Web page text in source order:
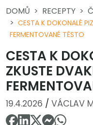
DOMŮ RECEPTY
CESTA K DOKONALÉ
FERMENTOVANÉ TĚSTO
CESTA K
ZKUSTE
19.4.2026 / VÁCLAV